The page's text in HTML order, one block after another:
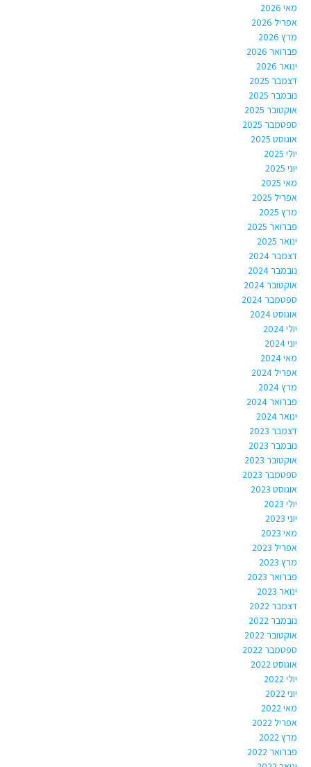
מאי 2026
אפריל 2026
מרץ 2026
פברואר 2026
ינואר 2026
דצמבר 2025
נובמבר 2025
אוקטובר 2025
ספטמבר 2025
אוגוסט 2025
יולי 2025
יוני 2025
מאי 2025
אפריל 2025
מרץ 2025
פברואר 2025
ינואר 2025
דצמבר 2024
נובמבר 2024
אוקטובר 2024
ספטמבר 2024
אוגוסט 2024
יולי 2024
יוני 2024
מאי 2024
אפריל 2024
מרץ 2024
פברואר 2024
ינואר 2024
דצמבר 2023
נובמבר 2023
אוקטובר 2023
ספטמבר 2023
אוגוסט 2023
יולי 2023
יוני 2023
מאי 2023
אפריל 2023
מרץ 2023
פברואר 2023
ינואר 2023
דצמבר 2022
נובמבר 2022
אוקטובר 2022
ספטמבר 2022
אוגוסט 2022
יולי 2022
יוני 2022
מאי 2022
אפריל 2022
מרץ 2022
פברואר 2022